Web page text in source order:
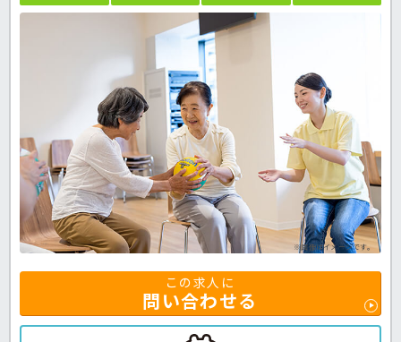
※画像はイメージです。
この求人に
問い合わせる